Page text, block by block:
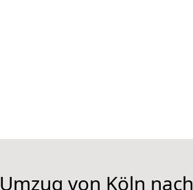
Umzug von Köln